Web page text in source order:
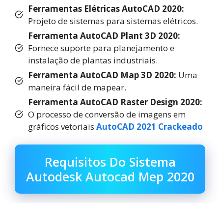
Ferramentas Elétricas AutoCAD 2020:
Projeto de sistemas para sistemas elétricos.
Ferramenta AutoCAD Plant 3D 2020:
Fornece suporte para planejamento e
instalação de plantas industriais.
Ferramenta AutoCAD Map 3D 2020: Uma
maneira fácil de mapear.
Ferramenta AutoCAD Raster Design 2020:
O processo de conversão de imagens em
gráficos vetoriais AutoCAD 2021 Crackeado
Requisitos Do Sistema
Autodesk Autocad Mep 2020